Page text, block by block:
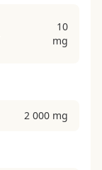
10
mg
2 000 mg